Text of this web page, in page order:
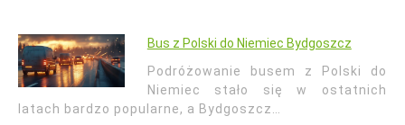
Bus z Polski do Niemiec Bydgoszcz
Podróżowanie busem z Polski do
Niemiec stało się w ostatnich
latach bardzo popularne, a Bydgoszcz…